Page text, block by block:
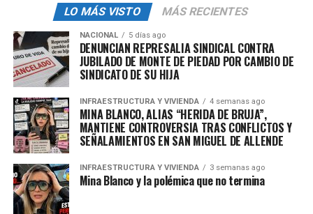
prisión en México , informaron dependencias de
seguridad federal.
“Por estos delitos, se estima que Osiel N alcance una
pena aproximada de hasta 730 años de prisión por las
órdenes de aprehensión pendientes, más las penas que
resulten por los procesos que serán reactivados”, indicó
el Gabinete de Seguridad.
Osiel Cárdenas fue detenido en 2003 en México y
extraditado a Estados Unidos en 2005, donde se le
requería por los delitos de narcotráfico, lavado de
dinero y extorsión de agentes federales. Acusaciones por
LO MÁS VISTO MÁS RECIENTES
NACIONAL 5 días ago
DENUNCIAN REPRESALIA SINDICAL CONTRA
JUBILADO DE MONTE DE PIEDAD POR CAMBIO DE
SINDICATO DE SU HIJA
INFRAESTRUCTURA Y VIVIENDA 4 semanas ago
MINA BLANCO, ALIAS “HERIDA DE BRUJA”,
MANTIENE CONTROVERSIA TRAS CONFLICTOS Y
SEÑALAMIENTOS EN SAN MIGUEL DE ALLENDE
INFRAESTRUCTURA Y VIVIENDA 3 semanas ago
Mina Blanco y la polémica que no termina